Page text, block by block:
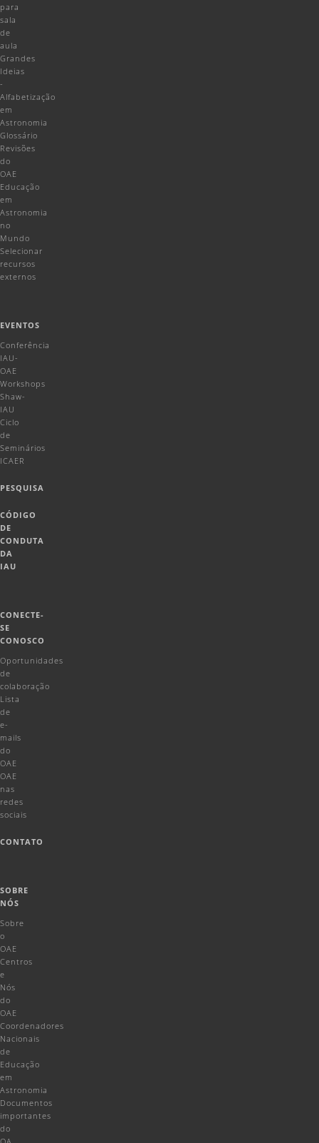
para
sala
de
aula
Grandes
Ideias
-
Alfabetização
em
Astronomia
Glossário
Revisões
do
OAE
Educação
em
Astronomia
no
Mundo
Selecionar
recursos
externos
EVENTOS
Conferência
IAU-
OAE
Workshops
Shaw-
IAU
Ciclo
de
Seminários
ICAER
PESQUISA
CÓDIGO
DE
CONDUTA
DA
IAU
CONECTE-
SE
CONOSCO
Oportunidades
de
colaboração
Lista
de
e-
mails
do
OAE
OAE
nas
redes
sociais
CONTATO
SOBRE
NÓS
Sobre
o
OAE
Centros
e
Nós
do
OAE
Coordenadores
Nacionais
de
Educação
em
Astronomia
Documentos
importantes
do